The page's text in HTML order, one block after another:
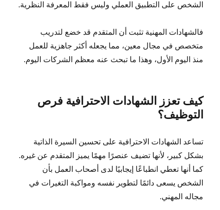
الشخص على التطبيق العملي وليس فقط المعرفة النظرية.
فالشهادات المهنية تثبت أن المتقدم قد خضع لتدريب
متخصص في مجال معين، مما يجعله أكثر جاهزية للعمل
منذ اليوم الأول، وهذا ما تبحث عنه معظم الشركات اليوم.
كيف تعزز الشهادات الاحترافية فرص
التوظيف؟
تساعد الشهادات الاحترافية على تحسين السيرة الذاتية
بشكل كبير، لأنها تضيف عنصرًا مهمًا يميز المتقدم عن غيره.
كما أنها تعطي انطباعًا إيجابيًا لدى أصحاب العمل بأن
الشخص يسعى دائمًا لتطوير نفسه ومواكبة التغيرات في
مجاله المهني.